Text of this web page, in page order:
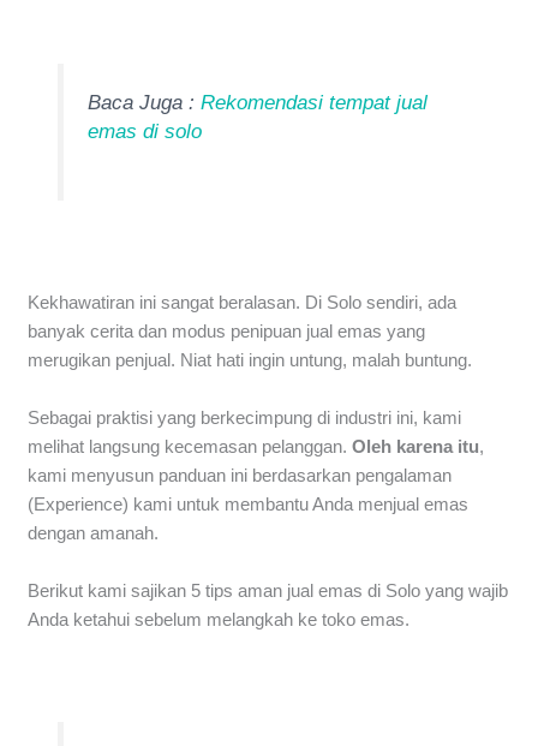
Baca Juga : Rekomendasi tempat jual
emas di solo
Kekhawatiran ini sangat beralasan. Di Solo sendiri, ada
banyak cerita dan modus penipuan jual emas yang
merugikan penjual. Niat hati ingin untung, malah buntung.
Sebagai praktisi yang berkecimpung di industri ini, kami
melihat langsung kecemasan pelanggan.Oleh karena itu,
kami menyusun panduan ini berdasarkan pengalaman
(Experience) kami untuk membantu Anda menjual emas
dengan amanah.
Berikut kami sajikan 5 tips aman jual emas di Solo yang wajib
Anda ketahui sebelum melangkah ke toko emas.